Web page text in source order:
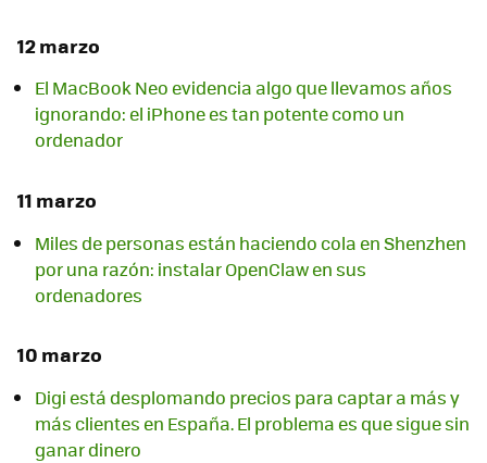
12 marzo
El MacBook Neo evidencia algo que llevamos años
ignorando: el iPhone es tan potente como un
ordenador
11 marzo
Miles de personas están haciendo cola en Shenzhen
por una razón: instalar OpenClaw en sus
ordenadores
10 marzo
Digi está desplomando precios para captar a más y
más clientes en España. El problema es que sigue sin
ganar dinero